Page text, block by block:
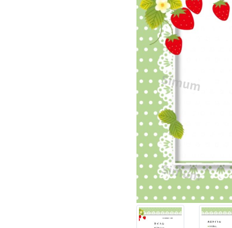
ー
と
し
て
い
か
が
で
し